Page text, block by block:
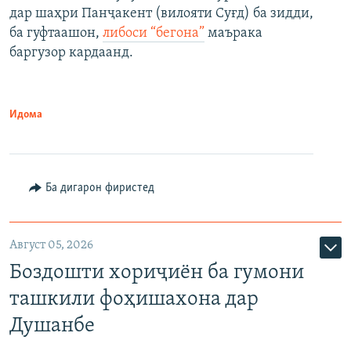
дар шаҳри Панҷакент (вилояти Суғд) ба зидди,
ба гуфтаашон, либоси “бегона” маърака
баргузор кардаанд.
Идома
Ба дигарон фиристед
Август 05, 2026
Боздошти хориҷиён ба гумони
ташкили фоҳишахона дар
Душанбе